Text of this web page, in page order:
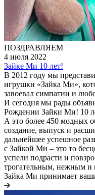
ПОЗДРАВЛЯЕМ
4 июля 2022
Зайке Ми 10 лет!
В 2012 году мы
игрушки «Зайка Ми»,
завоевал симпатии и
И сегодня мы рады
Рождении Зайки Ми! 10
А это более 450 модных
создание, выпуск и
дальнейшее успешное
с Зайкой Ми – это то
успели подрасти и
трогательным, нежным и
Зайка Ми принимает